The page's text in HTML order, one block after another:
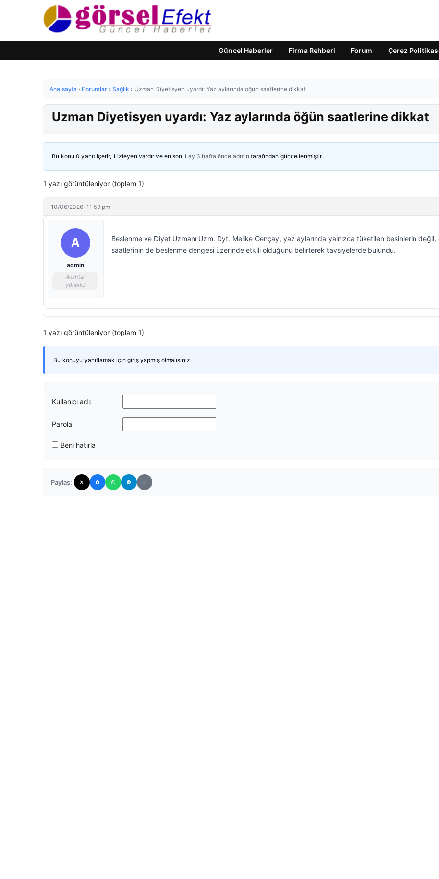
Güncel Haberler Firma Rehberi Forum Çerez Politikası
Ana sayfa › Forumlar › Sağlık › Uzman Diyetisyen uyardı: Yaz aylarında öğün saatlerine dikkat
Uzman Diyetisyen uyardı: Yaz aylarında öğün saatlerine dikkat
Bu konu 0 yanıt içerir, 1 izleyen vardır ve en son 1 ay 3 hafta önce admin tarafından güncellenmiştir.
1 yazı görüntüleniyor (toplam 1)
10/06/2026: 11:59 pm
A
admin
Anahtar
yönetici
Beslenme ve Diyet Uzmanı Uzm. Dyt. Melike Gençay, yaz aylarında yalnızca tüketilen besinlerin değil,
saatlerinin de beslenme dengesi üzerinde etkili olduğunu belirterek tavsiyelerde bulundu.
1 yazı görüntüleniyor (toplam 1)
Bu konuyu yanıtlamak için giriş yapmış olmalısınız.
Kullanıcı adı:
Parola:
Beni hatırla
Paylaş: